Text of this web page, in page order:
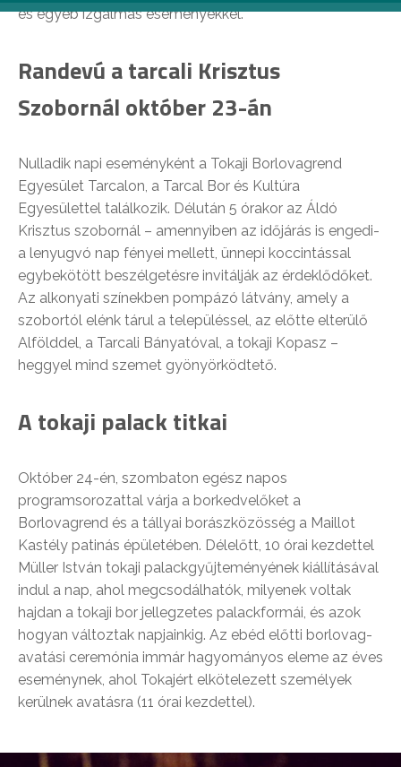
és egyéb izgalmas eseményekkel.
Randevú a tarcali Krisztus
Szobornál október 23-án
Nulladik napi eseményként a Tokaji Borlovagrend
Egyesület Tarcalon, a Tarcal Bor és Kultúra
Egyesülettel találkozik. Délután 5 órakor az Áldó
Krisztus szobornál – amennyiben az időjárás is engedi-
a lenyugvó nap fényei mellett, ünnepi koccintással
egybekötött beszélgetésre invitálják az érdeklődőket.
Az alkonyati színekben pompázó látvány, amely a
szobortól elénk tárul a településsel, az előtte elterülő
Alfölddel, a Tarcali Bányatóval, a tokaji Kopasz –
heggyel mind szemet gyönyörködtető.
A tokaji palack titkai
Október 24-én, szombaton egész napos
programsorozattal várja a borkedvelőket a
Borlovagrend és a tállyai borászközösség a Maillot
Kastély patinás épületében. Délelőtt, 10 órai kezdettel
Müller István tokaji palackgyűjteményének kiállításával
indul a nap, ahol megcsodálhatók, milyenek voltak
hajdan a tokaji bor jellegzetes palackformái, és azok
hogyan változtak napjainkig. Az ebéd előtti borlovag-
avatási ceremónia immár hagyományos eleme az éves
eseménynek, ahol Tokajért elkötelezett személyek
kerülnek avatásra (11 órai kezdettel).